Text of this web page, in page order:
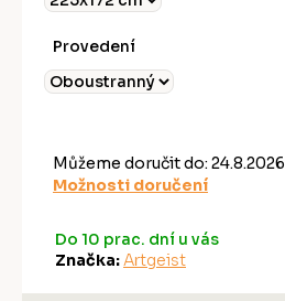
Provedení
Můžeme doručit do: 24.8.2026
Možnosti doručení
Do 10 prac. dní u vás
Značka: Artgeist